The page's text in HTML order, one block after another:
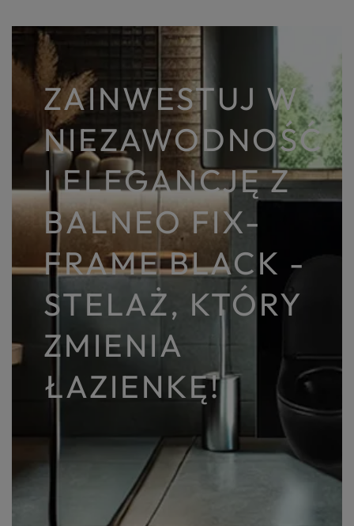
ZAINWESTUJ W
NIEZAWODNOŚĆ
I ELEGANCJĘ Z
BALNEO FIX-
FRAME BLACK -
STELAŻ, KTÓRY
ZMIENIA
ŁAZIENKĘ!